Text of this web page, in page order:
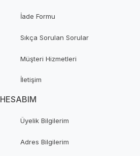
İade Formu
Sıkça Sorulan Sorular
Müşteri Hizmetleri
İletişim
HESABIM
Üyelik Bilgilerim
Adres Bilgilerim